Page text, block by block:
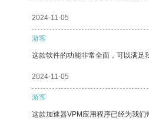
2024-11-05
游客
这款软件的功能非常全面，可以满足
2024-11-05
游客
这款加速器VPM应用程序已经为我们